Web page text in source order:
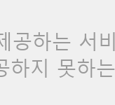
공하는 서
하지 못하